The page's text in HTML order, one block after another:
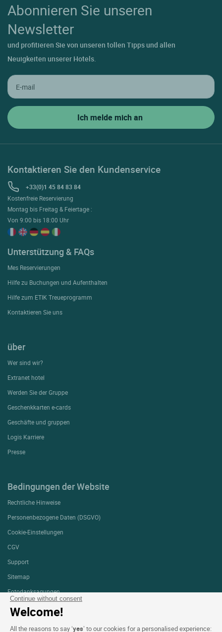
Continue without consent
Welcome!
All the reasons to say ‘yes’ to our cookies for a personalised experience:
Abonnieren Sie unseren
Newsletter
und profitieren Sie von unseren tollen Tipps und allen
Neuigkeiten unserer Hotels.
Kontaktieren Sie den Kundenservice
+33(0)1 45 84 83 84
Kostenfreie Reservierung
Montag bis Freitag & Feiertage :
Von 9:00 bis 18:00 Uhr
Unterstützung & FAQs
Mes Reservierungen
Hilfe zu Buchungen und Aufenthalten
Hilfe zum ETIK Treueprogramm
Kontaktieren Sie uns
über
Wer sind wir?
Extranet hotel
Werden Sie der Gruppe
Geschenkkarten e-cards
Geschäfte und gruppen
Logis Karriere
Presse
Bedingungen der Website
Rechtliche Hinweise
Personenbezogene Daten (DSGVO)
Cookie-Einstellungen
CGV
Support
Sitemap
Fotodanksagungen
FOLGEN SIE UNS